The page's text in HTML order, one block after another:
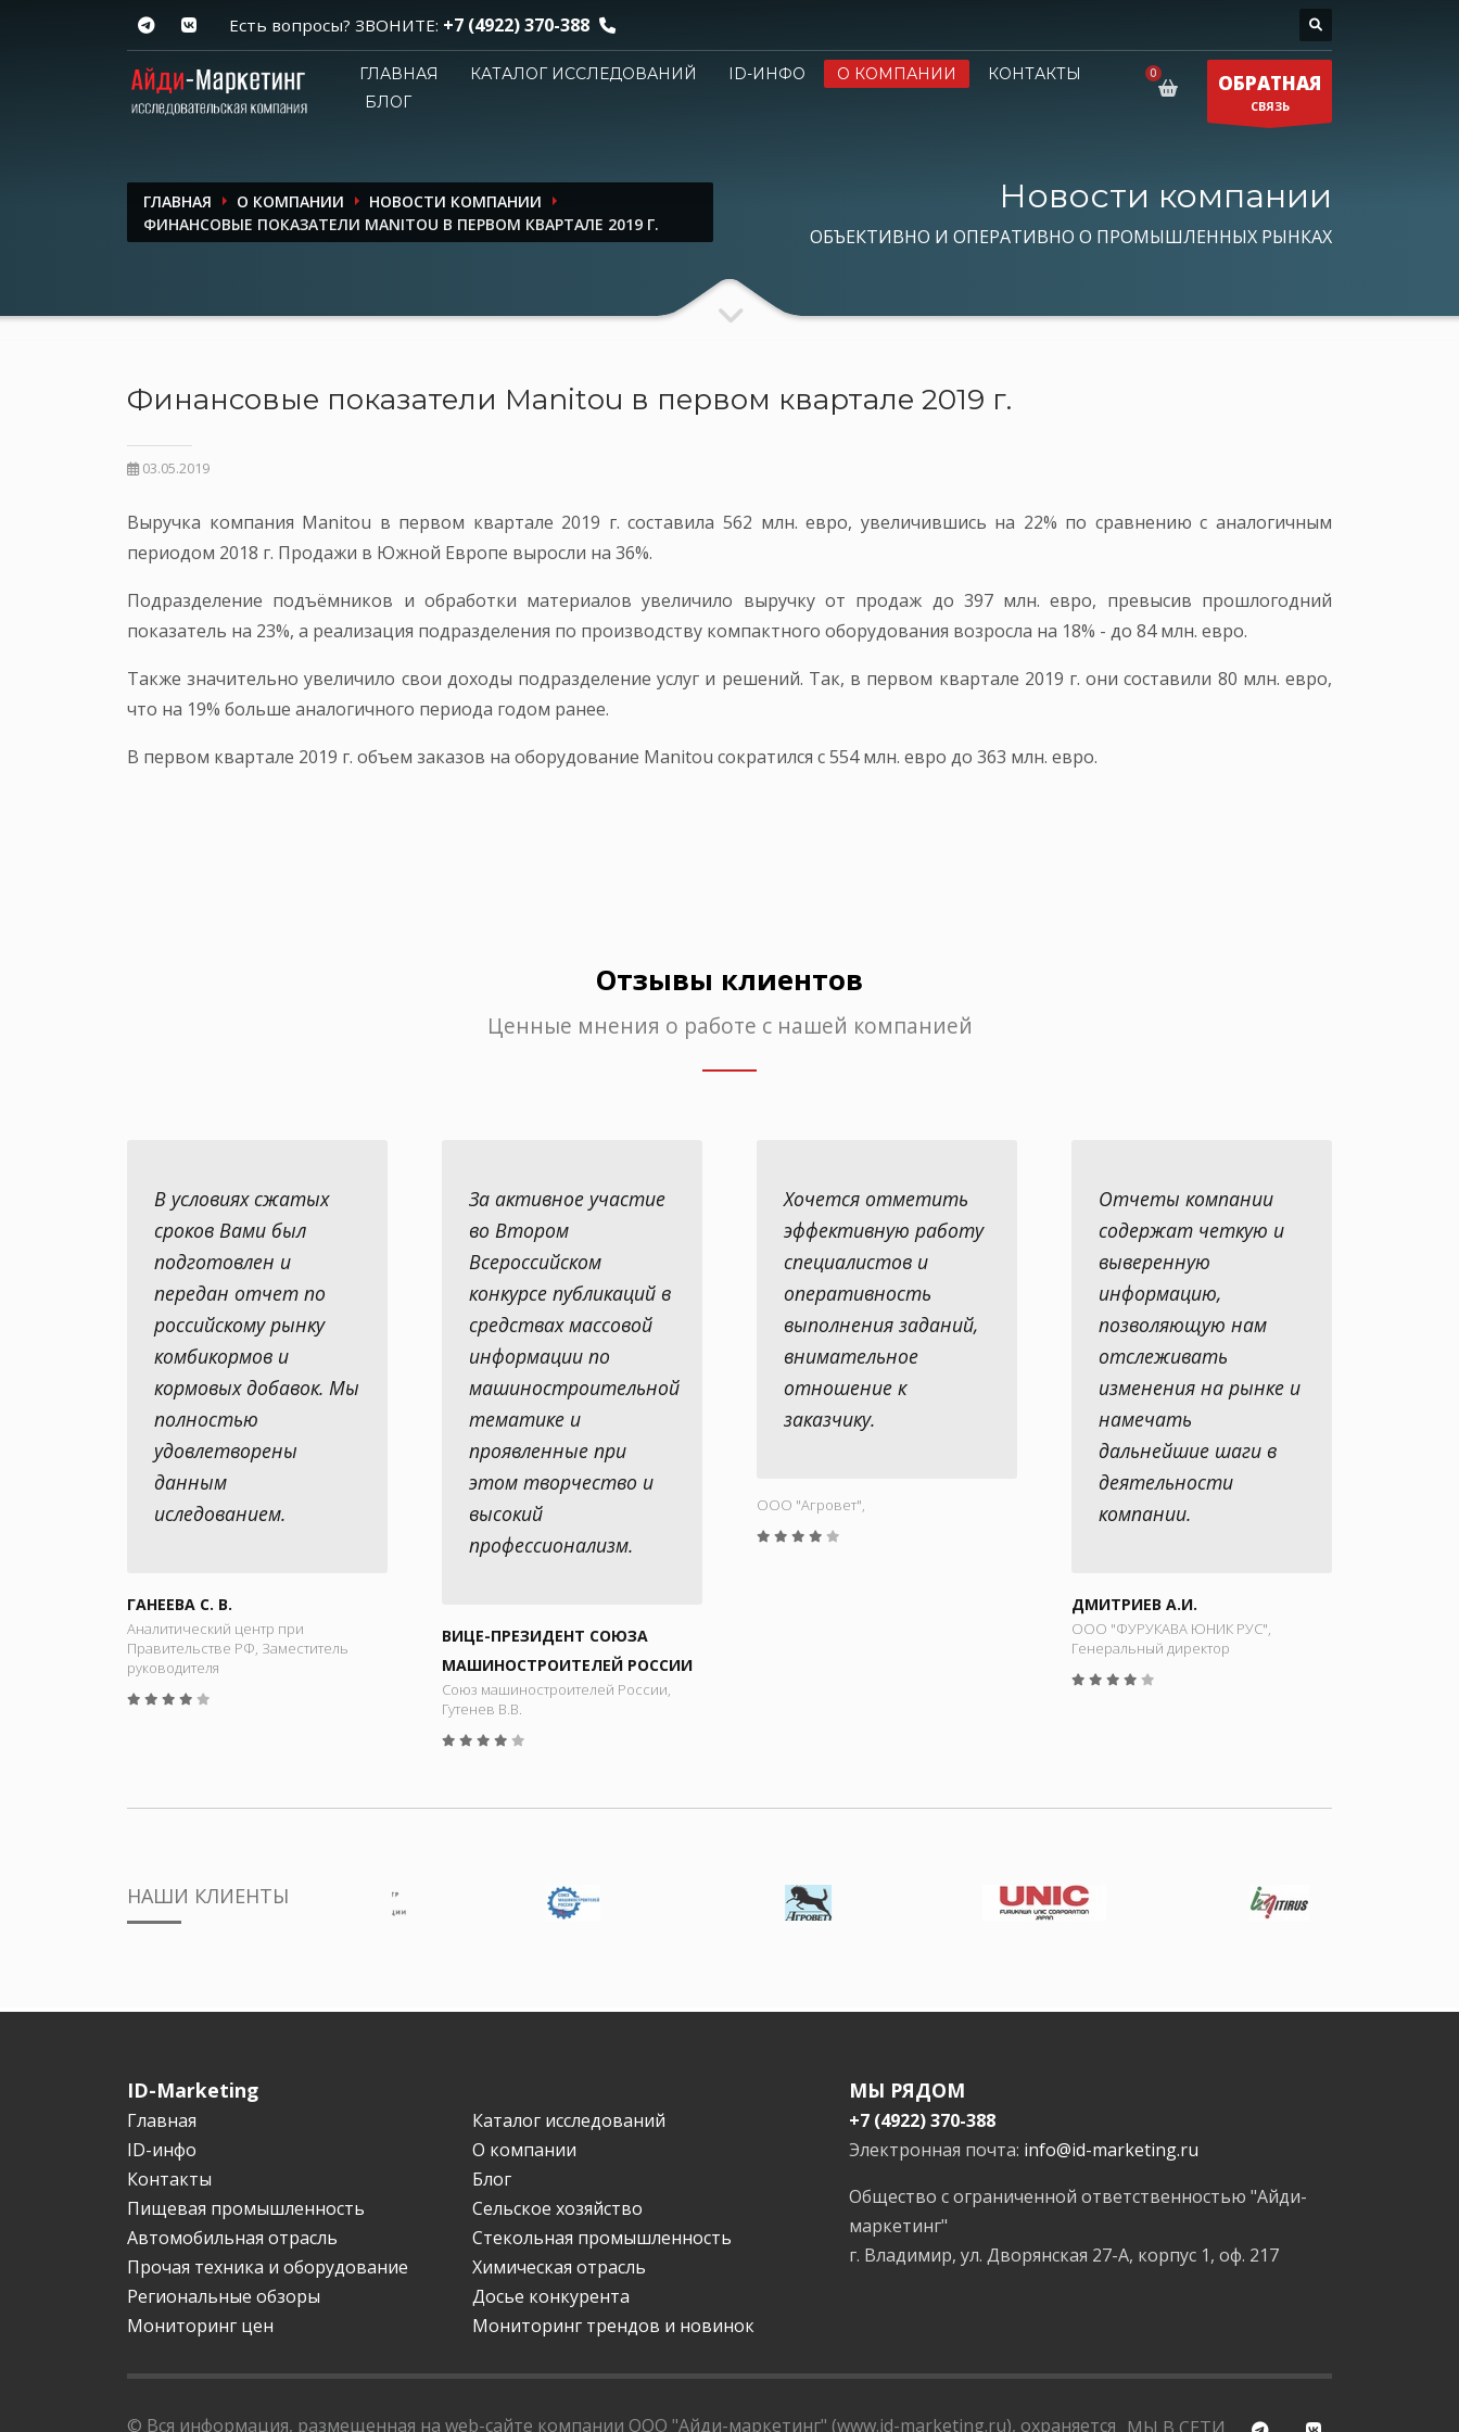
Есть вопросы? ЗВОНИТЕ: +7 (4922) 370-388
ГЛАВНАЯ КАТАЛОГ ИССЛЕДОВАНИЙ ID-ИНФО О КОМПАНИИ
КОНТАКТЫ
БЛОГ
ОБРАТНАЯ
СВЯЗЬ
ГЛАВНАЯ О КОМПАНИИ
НОВОСТИ КОМПАНИИ
ФИНАНСОВЫЕ ПОКАЗАТЕЛИ MANITOU В ПЕРВОМ КВАРТАЛЕ 2019 Г.
Новости компании
ОБЪЕКТИВНО И ОПЕРАТИВНО О ПРОМЫШЛЕННЫХ РЫНКАХ
Финансовые показатели Manitou в первом квартале 2019 г.
03.05.2019
Выручка компания Manitou в первом квартале 2019 г. составила 562 млн. евро, увеличившись на 22% по сравнению с аналогичным
периодом 2018 г. Продажи в Южной Европе выросли на 36%.
Подразделение подъёмников и обработки материалов увеличило выручку от продаж до 397 млн. евро, превысив прошлогодний
показатель на 23%, а реализация подразделения по производству компактного оборудования возросла на 18% - до 84 млн. евро.
Также значительно увеличило свои доходы подразделение услуг и решений. Так, в первом квартале 2019 г. они составили 80 млн. евро,
что на 19% больше аналогичного периода годом ранее.
В первом квартале 2019 г. объем заказов на оборудование Manitou сократился с 554 млн. евро до 363 млн. евро.
Отзывы клиентов
Ценные мнения о работе с нашей компанией
В условиях сжатых
сроков Вами был
подготовлен и
передан отчет по
российскому рынку
комбикормов и
кормовых добавок. Мы
полностью
удовлетворены
данным
иследованием.
ГАНЕЕВА С. В.
Аналитический центр при
Правительстве РФ, Заместитель
руководителя
За активное участие
во Втором
Всероссийском
конкурсе публикаций в
средствах массовой
информации по
машиностроительной
тематике и
проявленные при
этом творчество и
высокий
профессионализм.
ВИЦЕ-ПРЕЗИДЕНТ СОЮЗА
МАШИНОСТРОИТЕЛЕЙ РОССИИ
Союз машиностроителей России,
Гутенев В.В.
Хочется отметить
эффективную работу
специалистов и
оперативность
выполнения заданий,
внимательное
отношение к
заказчику.
ООО "Aгровет",
Отчеты компании
содержат четкую и
выверенную
информацию,
позволяющую нам
отслеживать
изменения на рынке и
намечать
дальнейшие шаги в
деятельности
компании.
ДМИТРИЕВ А.И.
ООО "ФУРУКАВА ЮНИК РУС",
Генеральный директор
НАШИ КЛИЕНТЫ
ID-Marketing
Главная
Каталог исследований
ID-инфо
О компании
Контакты
Блог
Пищевая промышленность
Сельское хозяйство
Автомобильная отрасль
Стекольная промышленность
Прочая техника и оборудование
Химическая отрасль
Региональные обзоры
Досье конкурента
Мониторинг цен
Мониторинг трендов и новинок
МЫ РЯДОМ
+7 (4922) 370-388
Электронная почта: info@id-marketing.ru
Общество с ограниченной ответственностью "Айди-
маркетинг"
г. Владимир, ул. Дворянская 27-А, корпус 1, оф. 217
© Вся информация, размещенная на web-сайте компании ООО "Айди-маркетинг" (www.id-marketing.ru), охраняется